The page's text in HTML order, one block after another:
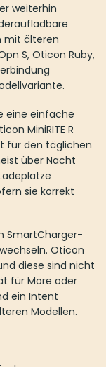
einfache
R oder
täglichen
Nacht
eingesetzt
oder
Oticon führt
nicht
oder Opn S
passt
wenn Ladegerät
Sie die
ein. Achten Sie
sind und
oder